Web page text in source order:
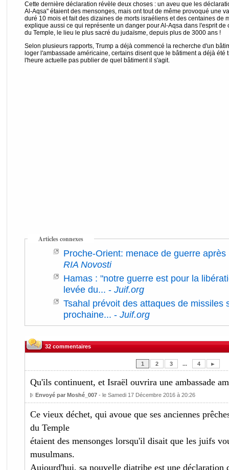
Cette dernière déclaration révèle deux choses : un aveu que les
Al-Aqsa" étaient des mensonges, mais ont tout de même provoqué une
duré 10 mois et fait des dizaines de morts israéliens et des centaines de
explique aussi ce qui représente un danger pour Al-Aqsa dans l'esprit de
du Temple, le lieu le plus sacré du judaïsme, depuis plus de 3000 ans !
Selon plusieurs rapports, Trump a déjà commencé la recherche d'un
loger l'ambassade américaine, certains disent que le bâtiment a déjà été
l'heure actuelle pas publier de quel bâtiment il s'agit.
Articles connexes
Proche-Orient: menace de guerre
RIA Novosti
Hamas : "notre guerre est pour la
levée du... - Juif.org
Tsahal prévoit des attaques de missiles
prochaine... - Juif.org
32 commentaires
1 2 3 ... 4 ►
Qu'ils continuent, et Israël ouvrira une ambassade
Envoyé par Moshé_007- le Samedi 17 Décembre 2016 à 20:26
Ce vieux déchet, qui avoue que ses anciennes
du Temple
étaient des mensonges lorsqu'il disait que les juifs
musulmans.
Aujourd'hui, sa nouvelle diatribe est une déclaration